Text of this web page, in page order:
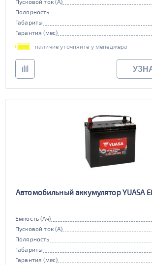
Пусковой ток (А)
Полярность
Габариты
Гарантия (мес)
наличие уточняйте у менеджера
Автомобильный аккумулятор YUASA
Емкость (Ач)
Пусковой ток (А)
Полярность
Габариты
Гарантия (мес)